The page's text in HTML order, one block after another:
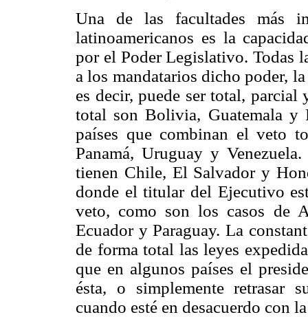
Una de las facultades más
latinoamericanos es la
por el Poder Legislativo. Todas
a los mandatarios dicho poder,
es decir, puede ser total,
total son Bolivia, Guatemala y
países que combinan el veto
Panamá, Uruguay y
tienen Chile, El Salvador y
donde el titular del Ejecutivo
veto, como son los casos de
Ecuador y Paraguay. La
de forma total las leyes
que en algunos países el
ésta, o simplemente retrasar
cuando esté en desacuerdo con